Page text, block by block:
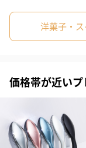
洋菓子・
価格帯が近いプ